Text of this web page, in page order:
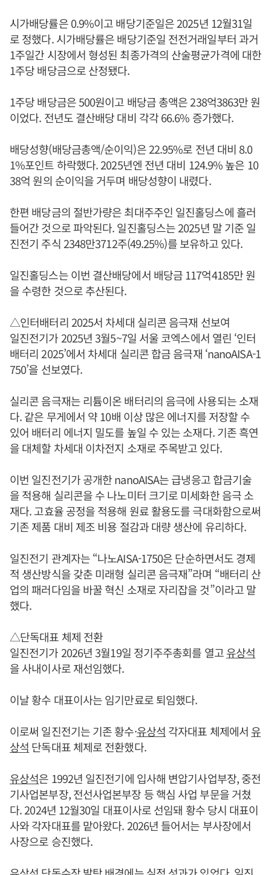
시가배당률은 0.9%이고 배당기준일은 2025년 12월31일
로 정했다. 시가배당률은 배당기준일 전전거래일부터 과거
1주일간 시장에서 형성된 최종가격의 산술평균가격에 대한
1주당 배당금으로 산정됐다.
1주당 배당금은 500원이고 배당금 총액은 238억3863만 원
이었다. 전년도 결산배당 대비 각각 66.6% 증가했다.
배당성향(배당금총액/순이익)은 22.95%로 전년 대비 8.0
1%포인트 하락했다. 2025년엔 전년 대비 124.9% 높은 10
38억 원의 순이익을 거두며 배당성향이 내렸다.
한편 배당금의 절반가량은 최대주주인 일진홀딩스에 흘러
들어간 것으로 파악된다. 일진홀딩스는 2025년 말 기준 일
진전기 주식 2348만3712주(49.25%)를 보유하고 있다.
일진홀딩스는 이번 결산배당에서 배당금 117억4185만 원
을 수령한 것으로 추산된다.
△인터배터리 2025서 차세대 실리콘 음극재 선보여
일진전기가 2025년 3월5~7일 서울 코엑스에서 열린 ‘인터
배터리 2025’에서 차세대 실리콘 합금 음극재 ‘nanoAISA-1
750’을 선보였다.
실리콘 음극재는 리튬이온 배터리의 음극에 사용되는 소재
다. 같은 무게에서 약 10배 이상 많은 에너지를 저장할 수
있어 배터리 에너지 밀도를 높일 수 있는 소재다. 기존 흑연
을 대체할 차세대 이차전지 소재로 주목받고 있다.
이번 일진전기가 공개한 nanoAISA는 급냉응고 합금기술
을 적용해 실리콘을 수 나노미터 크기로 미세화한 음극 소
재다. 고효율 공정을 적용해 원료 활용도를 극대화함으로써
기존 제품 대비 제조 비용 절감과 대량 생산에 유리하다.
일진전기 관계자는 “나노AISA-1750은 단순하면서도 경제
적 생산방식을 갖춘 미래형 실리콘 음극재”라며 “배터리 산
업의 패러다임을 바꿀 혁신 소재로 자리잡을 것”이라고 말
했다.
△단독대표 체제 전환
일진전기가 2026년 3월19일 정기주주총회를 열고유상석
을 사내이사로 재선임했다.
이날 황수 대표이사는 임기만료로 퇴임했다.
이로써 일진전기는 기존 황수·유상석 각자대표 체제에서 유
상석 단독대표 체제로 전환했다.
유상석은 1992년 일진전기에 입사해 변압기사업부장, 중전
기사업본부장, 전선사업본부장 등 핵심 사업 부문을 거쳤
다. 2024년 12월30일 대표이사로 선임돼 황수 당시 대표이
사와 각자대표를 맡아왔다. 2026년 들어서는 부사장에서
사장으로 승진했다.